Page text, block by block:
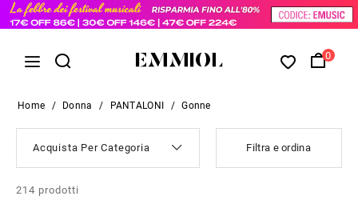
0
Home / Donna / PANTALONI / Gonne
Acquista Per Categoria Filtra e ordina
214 prodotti